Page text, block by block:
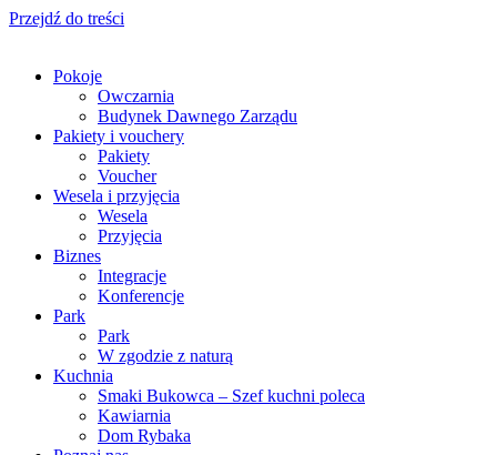
Przejdź do treści
Pokoje
Owczarnia
Budynek Dawnego Zarządu
Pakiety i vouchery
Pakiety
Voucher
Wesela i przyjęcia
Wesela
Przyjęcia
Biznes
Integracje
Konferencje
Park
Park
W zgodzie z naturą
Kuchnia
Smaki Bukowca – Szef kuchni poleca
Kawiarnia
Dom Rybaka